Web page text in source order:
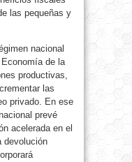
las pequeñas y
nacional
de la
productivas,
las
privado. En ese
prevé
acelerada en el
devolución